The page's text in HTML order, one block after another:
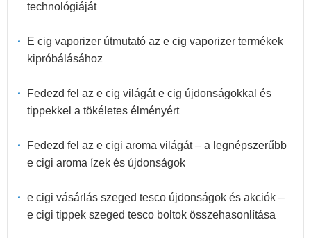
technológiáját
E cig vaporizer útmutató az e cig vaporizer termékek
kipróbálásához
Fedezd fel az e cig világát e cig újdonságokkal és
tippekkel a tökéletes élményért
Fedezd fel az e cigi aroma világát – a legnépszerűbb
e cigi aroma ízek és újdonságok
e cigi vásárlás szeged tesco újdonságok és akciók –
e cigi tippek szeged tesco boltok összehasonlítása